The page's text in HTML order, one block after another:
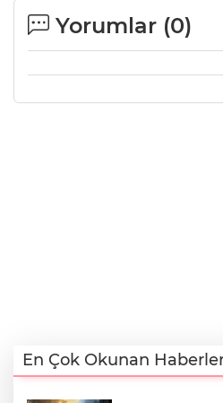
Yorumlar (0)
En Çok Okunan